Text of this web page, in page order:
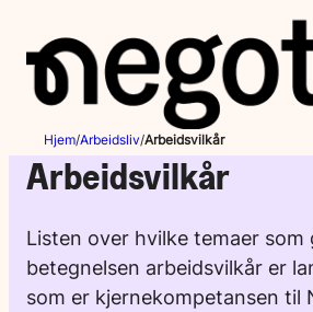
innhold
Hjem/Arbeidsliv/Arbeidsvilkår
Arbeidsvilkår
Listen over hvilke temaer som
betegnelsen arbeidsvilkår er
som er kjernekompetansen til